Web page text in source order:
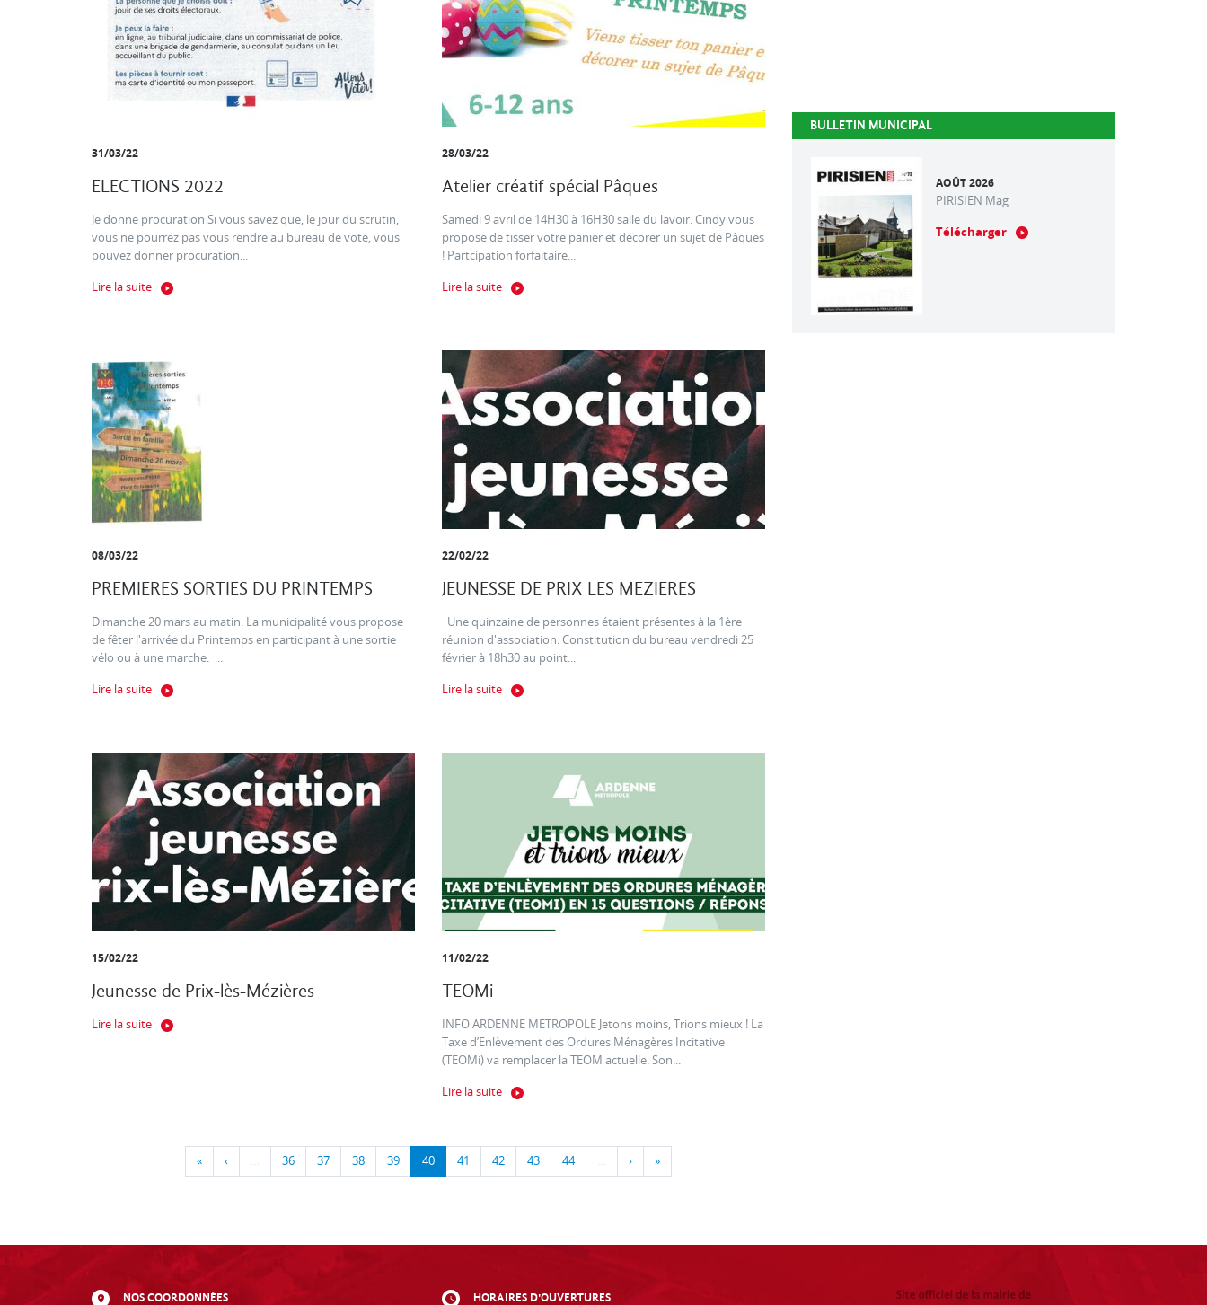
31/03/22
ELECTIONS 2022
Je donne procuration Si vous savez que, le jour du scrutin,
vous ne pourrez pas vous rendre au bureau de vote, vous
pouvez donner procuration...
Lire la suite
28/03/22
Atelier créatif spécial Pâques
Samedi 9 avril de 14H30 à 16H30 salle du lavoir. Cindy vous
propose de tisser votre panier et décorer un sujet de Pâques
! Partcipation forfaitaire...
Lire la suite
08/03/22
PREMIERES SORTIES DU PRINTEMPS
Dimanche 20 mars au matin. La municipalité vous propose
de fêter l'arrivée du Printemps en participant à une sortie
vélo ou à une marche. ...
Lire la suite
22/02/22
JEUNESSE DE PRIX LES MEZIERES
Une quinzaine de personnes étaient présentes à la 1ère
réunion d'association. Constitution du bureau vendredi 25
février à 18h30 au point...
Lire la suite
15/02/22
Jeunesse de Prix-lès-Mézières
Lire la suite
11/02/22
TEOMi
INFO ARDENNE METROPOLE Jetons moins, Trions mieux ! La
Taxe d’Enlèvement des Ordures Ménagères Incitative
(TEOMi) va remplacer la TEOM actuelle. Son...
Lire la suite
« ‹ … 36 37 38 39 40 41 42 43 44 … › »
BULLETIN MUNICIPAL
AOÛT 2026
PIRISIEN Mag
Télécharger
NOS COORDONNÉES HORAIRES D'OUVERTURES